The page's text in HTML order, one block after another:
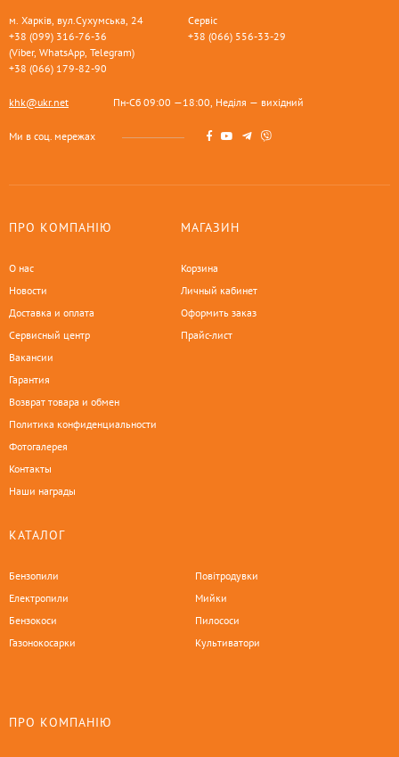
м. Харків, вул.Сухумська, 24
+38 (099) 316-76-36
(Viber, WhatsApp, Telegram)
+38 (066) 179-82-90
Сервіс
+38 (066) 556-33-29
khk@ukr.net Пн-Сб 09:00 —18:00, Неділя — вихідний
Ми в соц. мережах
ПРО КОМПАНІЮ
О нас
Новости
Доставка и оплата
Сервисный центр
Вакансии
Гарантия
Возврат товара и обмен
Политика конфиденциальности
Фотогалерея
Контакты
Наши награды
МАГАЗИН
Корзина
Личный кабинет
Оформить заказ
Прайс-лист
КАТАЛОГ
Бензопили
Електропили
Бензокоси
Газонокосарки
Повітродувки
Мийки
Пилососи
Культиватори
ПРО КОМПАНІЮ